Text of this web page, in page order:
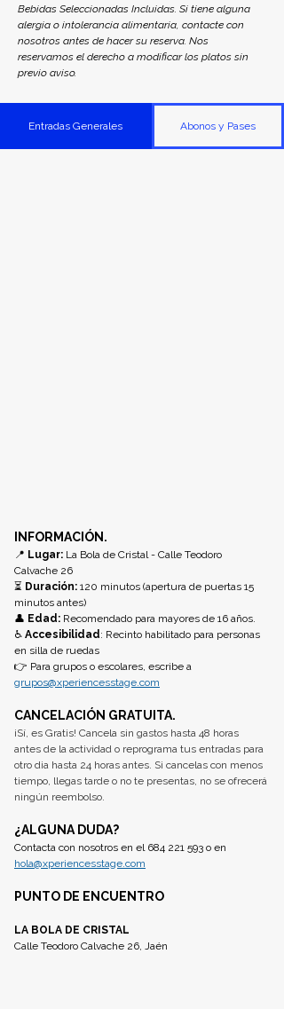
Bebidas Seleccionadas Incluidas. Si tiene alguna
alergia o intolerancia alimentaria, contacte con
nosotros antes de hacer su reserva. Nos
reservamos el derecho a modificar los platos sin
previo aviso.
Entradas Generales Abonos y Pases
INFORMACIÓN.
📍 Lugar: La Bola de Cristal - Calle Teodoro
Calvache 26
⏳ Duración: 120 minutos (apertura de puertas 15
minutos antes)
👤 Edad: Recomendado para mayores de 16 años.
♿ Accesibilidad: Recinto habilitado para personas
en silla de ruedas
👉 Para grupos o escolares, escribe a
grupos@xperiencesstage.com
CANCELACIÓN GRATUITA.
¡Sí, es Gratis! Cancela sin gastos hasta 48 horas
antes de la actividad o reprograma tus entradas para
otro dia hasta 24 horas antes. Si cancelas con menos
tiempo, llegas tarde o no te presentas, no se ofrecerá
ningún reembolso.
¿ALGUNA DUDA?
Contacta con nosotros en el 684 221 593 o en
hola@xperiencesstage.com
PUNTO DE ENCUENTRO
LA BOLA DE CRISTAL
Calle Teodoro Calvache 26, Jaén